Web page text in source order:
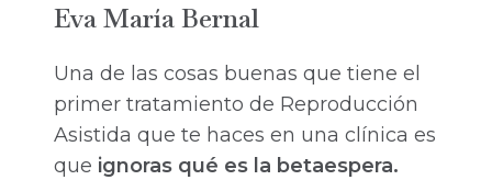
Eva María Bernal
Una de las cosas buenas que tiene el
primer tratamiento de Reproducción
Asistida que te haces en una clínica es
que ignoras qué es la betaespera.